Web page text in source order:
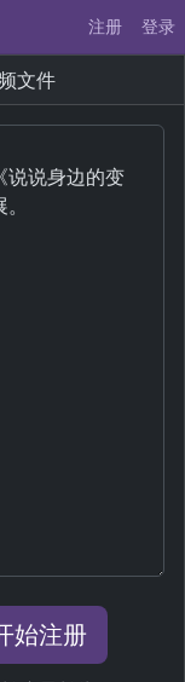
注册 登录
文件
始注册